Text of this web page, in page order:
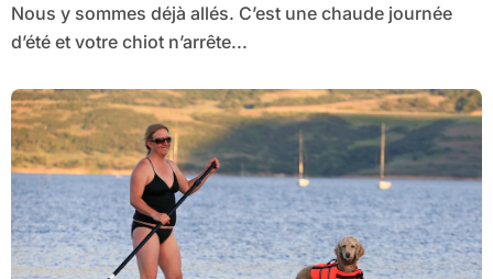
Nous y sommes déjà allés. C’est une chaude journée
d’été et votre chiot n’arrête...